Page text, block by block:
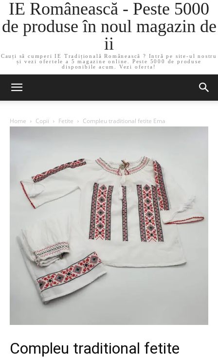
IE Românească - Peste 5000
de produse în noul magazin de
ii
Cauți să cumperi IE Tradițională Românească ? Intră pe site-ul nostru
și vezi ofertele a 5 magazine online. Peste 5000 de produse
disponibile acum. Vezi oferta!
Home Copii Fetite Compleu traditional fetite Ema
Compleu traditional fetite